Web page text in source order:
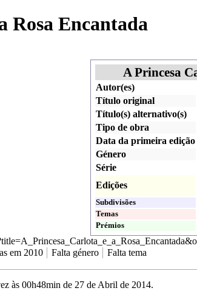
Rosa Encantada
A Princesa
Autor(es)
Título original
Título(s) alternativo(s)
Tipo de obra
Data da primeira edição
Género
Série
Edições
Subdivisões
Temas
Prémios
em 2010 Falta género Falta tema
às 00h48min de 27 de Abril de 2014.